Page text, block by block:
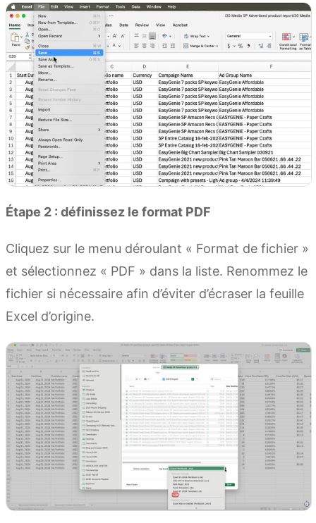
Étape 2 : définissez le format PDF
Cliquez sur le menu déroulant « Format de fichier »
et sélectionnez « PDF » dans la liste. Renommez le
fichier si nécessaire afin d’éviter d’écraser la feuille
Excel d’origine.